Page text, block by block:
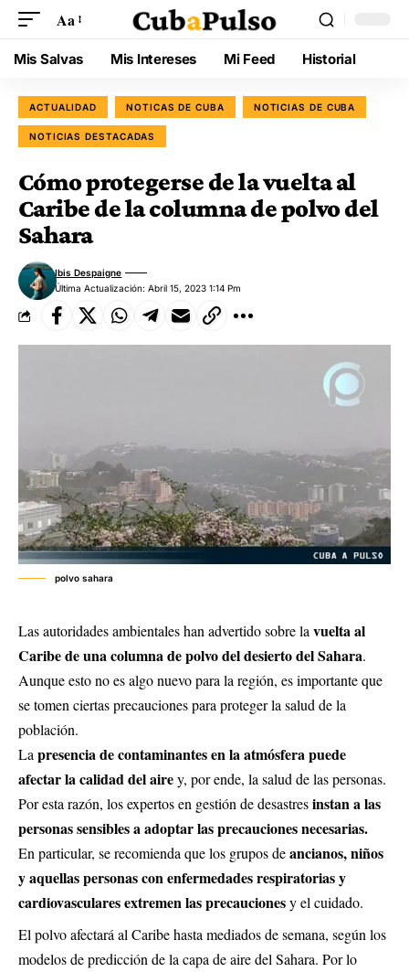
Aa
Mis Salvas Mis Intereses Mi Feed Historial
ACTUALIDAD NOTICAS DE CUBA NOTICIAS DE CUBA
NOTICIAS DESTACADAS
Cómo protegerse de la vuelta al
Caribe de la columna de polvo del
Sahara
Última Actualización: Abril 15, 2023 1:14 Pm
Ibis Despaigne
polvo sahara
Las autoridades ambientales han advertido sobre la vuelta al
Caribe de una columna de polvo del desierto del Sahara.
Aunque esto no es algo nuevo para la región, es importante que
se tomen ciertas precauciones para proteger la salud de la
población.
La presencia de contaminantes en la atmósfera puede
afectar la calidad del airey, por ende, la salud de las personas.
Por esta razón, los expertos en gestión de desastresinstan a las
personas sensibles a adoptar las precauciones necesarias.
En particular, se recomienda que los grupos deancianos, niños
y aquellas personas con enfermedades respiratorias y
cardiovasculares extremen las precaucionesy el cuidado.
El polvo afectará al Caribe hasta mediados de semana, según los
modelos de predicción de la capa de aire del Sahara. Por lo